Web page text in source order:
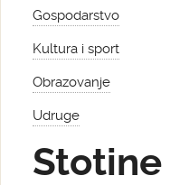
Gospodarstvo
Kultura i sport
Obrazovanje
Udruge
Stotine